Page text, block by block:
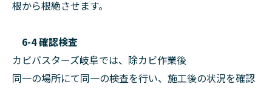
根から根絶させます。
6-4 確認検査
カビバスターズ岐阜では、除カビ作業後
同一の場所にて同一の検査を行い、施工後の状況を確認